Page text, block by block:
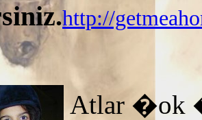
http://
Atlar �ok